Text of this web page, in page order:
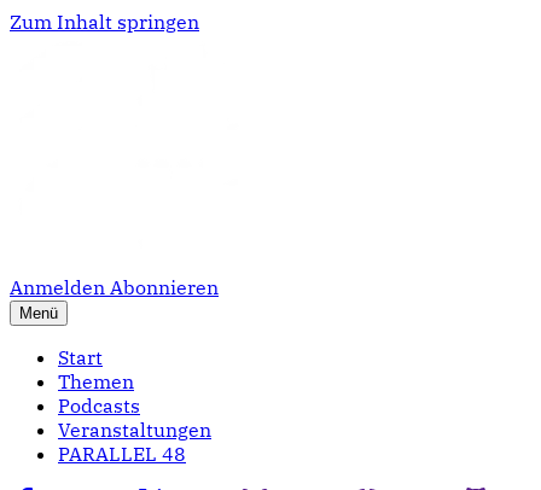
Zum Inhalt springen
Anmelden Abonnieren
Menü
Start
Themen
Podcasts
Veranstaltungen
PARALLEL 48